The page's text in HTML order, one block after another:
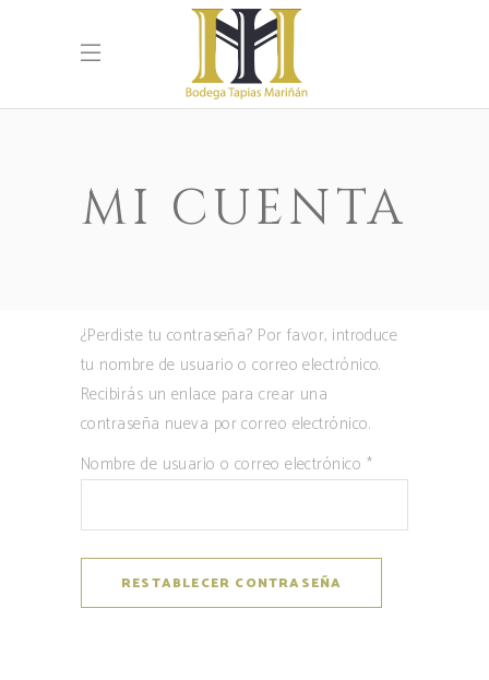
MI CUENTA
¿Perdiste tu contraseña? Por favor, introduce
tu nombre de usuario o correo electrónico.
Recibirás un enlace para crear una
contraseña nueva por correo electrónico.
Nombre de usuario o correo electrónico *Obligatorio
RESTABLECER CONTRASEÑA